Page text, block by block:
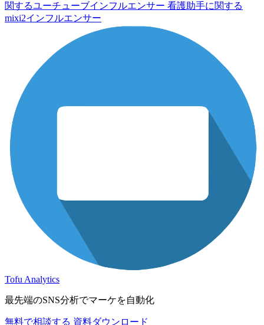
関するユーチューブインフルエンサー 看護助手に関する
mixi2インフルエンサー
Tofu Analytics
最先端のSNS分析でマーケを自動化
無料で相談する 資料ダウンロード